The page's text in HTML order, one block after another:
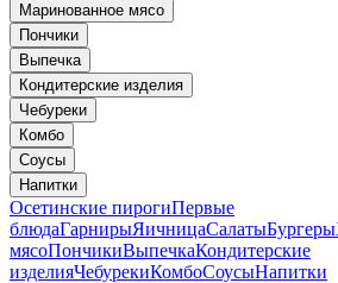
Маринованное мясо
Пончики
Выпечка
Кондитерские изделия
Чебуреки
Комбо
Соусы
Напитки
Осетинские пирогиПервые
блюдаГарнирыЯичницаСалатыБургеры
мясоПончикиВыпечкаКондитерские
изделияЧебурекиКомбоСоусыНапитки